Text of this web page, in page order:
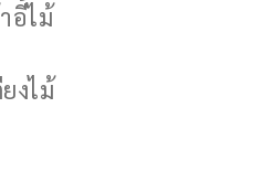
อี้ไม้
งไม้